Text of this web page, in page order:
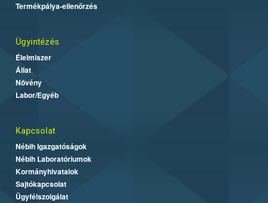
Termékpálya-ellenőrzés
Ügyintézés
Élelmiszer
Állat
Növény
Labor/Egyéb
Kapcsolat
Nébih Igazgatóságok
Nébih Laboratóriumok
Kormányhivatalok
Sajtókapcsolat
Ügyfélszolgálat